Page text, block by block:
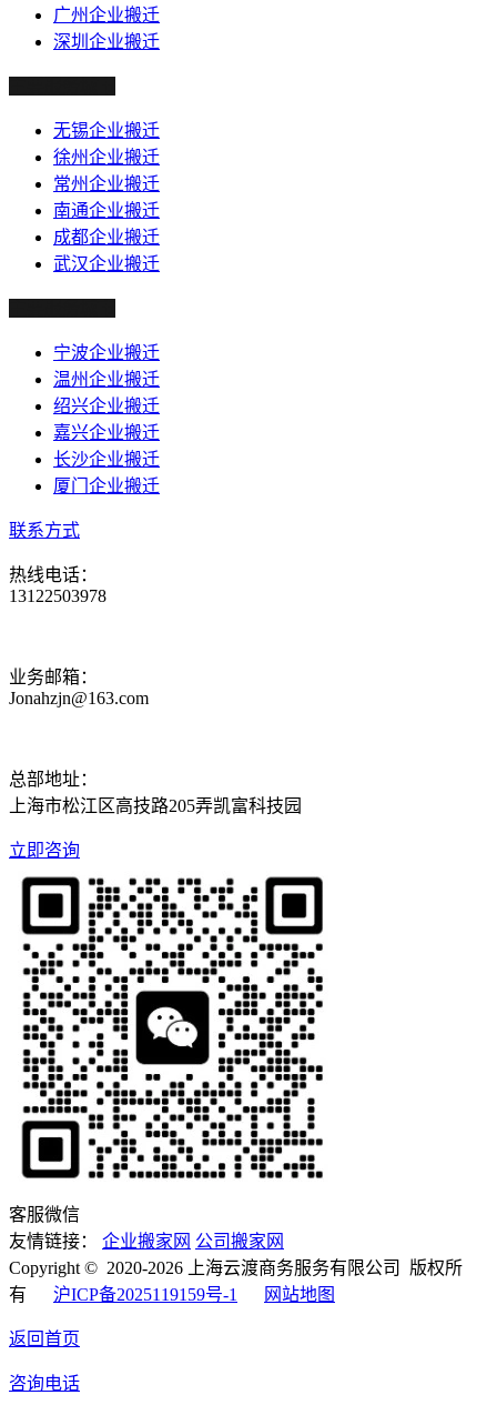
广州企业搬迁
深圳企业搬迁
无锡企业搬迁
徐州企业搬迁
常州企业搬迁
南通企业搬迁
成都企业搬迁
武汉企业搬迁
宁波企业搬迁
温州企业搬迁
绍兴企业搬迁
嘉兴企业搬迁
长沙企业搬迁
厦门企业搬迁
联系方式
热线电话：
13122503978
业务邮箱：
Jonahzjn@163.com
总部地址：
上海市松江区高技路205弄凯富科技园
立即咨询
客服微信
友情链接：
企业搬家网 公司搬家网
Copyright © 2020-2026 上海云渡商务服务有限公司 版权所
有 沪ICP备2025119159号-1 网站地图
返回首页
咨询电话